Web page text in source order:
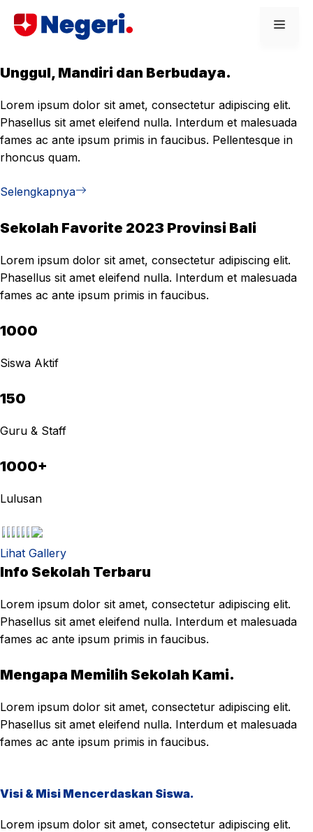
Unggul, Mandiri dan Berbudaya.
Lorem ipsum dolor sit amet, consectetur adipiscing elit.
Phasellus sit amet eleifend nulla. Interdum et malesuada
fames ac ante ipsum primis in faucibus. Pellentesque in
rhoncus quam.
Selengkapnya
Sekolah Favorite 2023 Provinsi Bali
Lorem ipsum dolor sit amet, consectetur adipiscing elit.
Phasellus sit amet eleifend nulla. Interdum et malesuada
fames ac ante ipsum primis in faucibus.
1000
Siswa Aktif
150
Guru & Staff
1000+
Lulusan
Lihat Gallery
Info Sekolah Terbaru
Lorem ipsum dolor sit amet, consectetur adipiscing elit.
Phasellus sit amet eleifend nulla. Interdum et malesuada
fames ac ante ipsum primis in faucibus.
Mengapa Memilih Sekolah Kami.
Lorem ipsum dolor sit amet, consectetur adipiscing elit.
Phasellus sit amet eleifend nulla. Interdum et malesuada
fames ac ante ipsum primis in faucibus.
Visi & Misi Mencerdaskan Siswa.
Lorem ipsum dolor sit amet, consectetur adipiscing elit.